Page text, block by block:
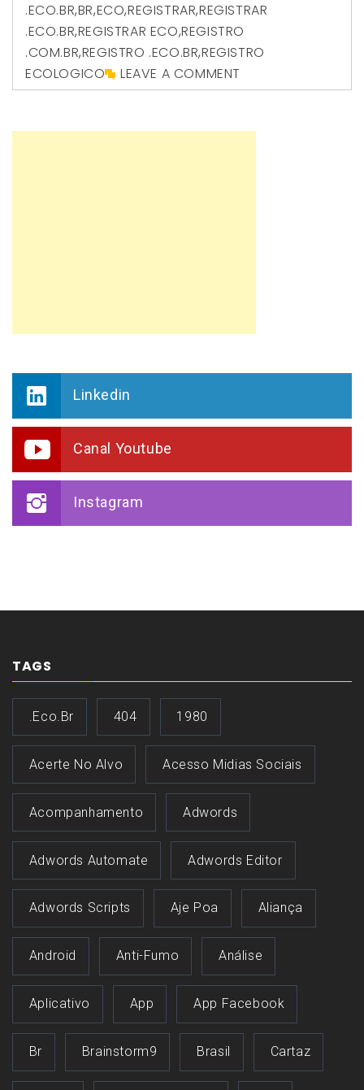
.ECO.BR,BR,ECO,REGISTRAR,REGISTRAR
.ECO.BR,REGISTRAR ECO,REGISTRO
.COM.BR,REGISTRO .ECO.BR,REGISTRO
ECOLOGICO
LEAVE A COMMENT
Linkedin
Canal Youtube
Instagram
TAGS
.eco.br 404 1980
Acerte No Alvo Acesso Midias Sociais
Acompanhamento Adwords
Adwords Automate Adwords Editor
Adwords Scripts Aje Poa Aliança
Android Anti-Fumo Análise
Aplicativo App App Facebook
Br Brainstorm9 Brasil Cartaz